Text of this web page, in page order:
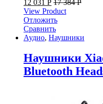
12 031 Р 17 384Р
View Product
Отложить
Сравнить
Аудио, Наушники
Наушники
Bluetooth